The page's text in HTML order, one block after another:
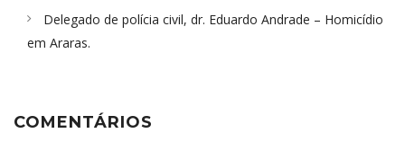
Delegado de polícia civil, dr. Eduardo Andrade – Homicídio
em Araras.
COMENTÁRIOS